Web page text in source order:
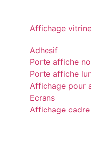
Affichage vitrine
Adhesif
Porte affiche
Porte affiche
Affichage pour
Ecrans
Affichage cadre